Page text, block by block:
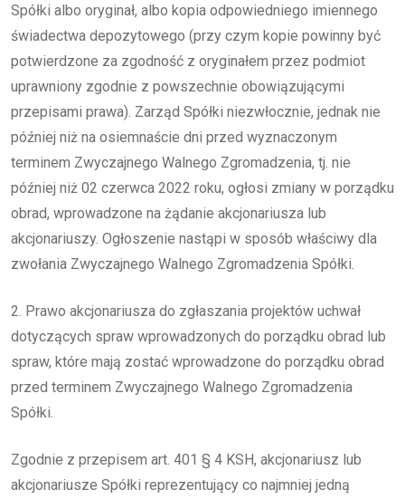
Spółki albo oryginał, albo kopia odpowiedniego imiennego
świadectwa depozytowego (przy czym kopie powinny być
potwierdzone za zgodność z oryginałem przez podmiot
uprawniony zgodnie z powszechnie obowiązującymi
przepisami prawa). Zarząd Spółki niezwłocznie, jednak nie
później niż na osiemnaście dni przed wyznaczonym
terminem Zwyczajnego Walnego Zgromadzenia, tj. nie
później niż 02 czerwca 2022 roku, ogłosi zmiany w porządku
obrad, wprowadzone na żądanie akcjonariusza lub
akcjonariuszy. Ogłoszenie nastąpi w sposób właściwy dla
zwołania Zwyczajnego Walnego Zgromadzenia Spółki.
2. Prawo akcjonariusza do zgłaszania projektów uchwał
dotyczących spraw wprowadzonych do porządku obrad lub
spraw, które mają zostać wprowadzone do porządku obrad
przed terminem Zwyczajnego Walnego Zgromadzenia
Spółki.
Zgodnie z przepisem art. 401 § 4 KSH, akcjonariusz lub
akcjonariusze Spółki reprezentujący co najmniej jedną